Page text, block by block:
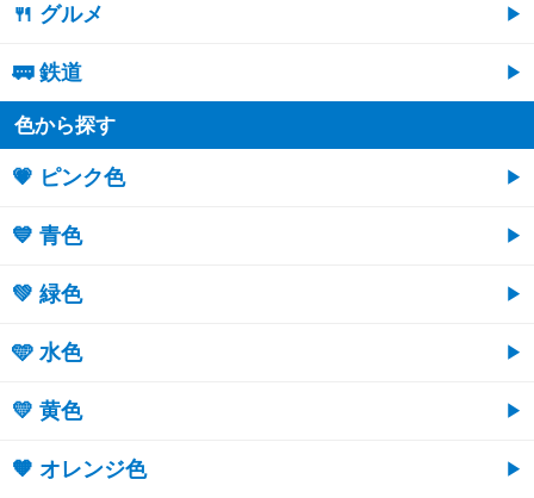
🍴 グルメ
🚃 鉄道
色から探す
💗 ピンク色
💙 青色
💚 緑色
🩵 水色
💛 黄色
🧡 オレンジ色